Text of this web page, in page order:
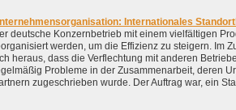
Internationales
deutsche Konzernbetrieb mit einem vielfältigen
werden, um die Effizienz zu steigern. Im
heraus, dass die Verflechtung mit anderen
Probleme in der Zusammenarbeit, deren
zugeschrieben wurde. Der Auftrag war, ein